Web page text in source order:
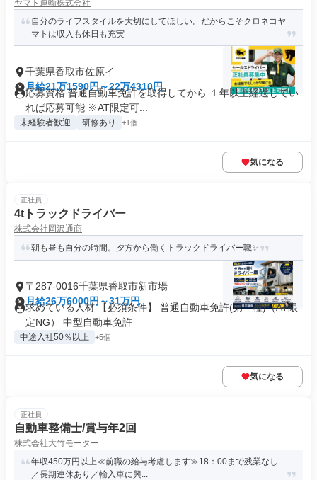
ヤマト運輸株式会社
自分のライフスタイルを大切にしてほしい。だからこそクロネコヤ
マトは収入も休日も充実
千葉県香取市佐原イ
月給21万1590円～22万4310円
応募資格 普通自動車免許を取得してから １年以上経過してい
れば応募可能 ※AT限定可...
未経験者歓迎 研修あり +1個
気になる
正社員
4tトラックドライバー
株式会社岡沢通商
朝も昼も自分の時間。夕方から働くトラックドライバー職✨
〒287-0016千葉県香取市新市場
月給26万6000円～31万円
求めている人材 【必須条件】 普通自動車免許(第一種)（AT限
定NG） 中型自動車免許
中途入社50％以上 +5個
気になる
正社員
自動車整備士/賞与年2回
株式会社大竹モーター
年収450万円以上≪前職の給与考慮します≫18：00まで残業なし
／長期連休あり／輸入車に興...